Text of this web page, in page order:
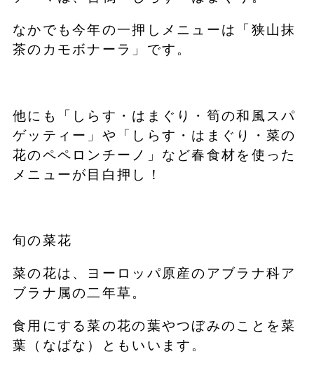
なかでも今年の一押しメニューは「狭山抹
茶のカモボナーラ」です。
他にも「しらす・はまぐり・筍の和風スパ
ゲッティー」や「しらす・はまぐり・菜の
花のペペロンチーノ」など春食材を使った
メニューが目白押し！
旬の菜花
菜の花は、ヨーロッパ原産のアブラナ科ア
ブラナ属の二年草。
食用にする菜の花の葉やつぼみのことを菜
葉（なばな）ともいいます。